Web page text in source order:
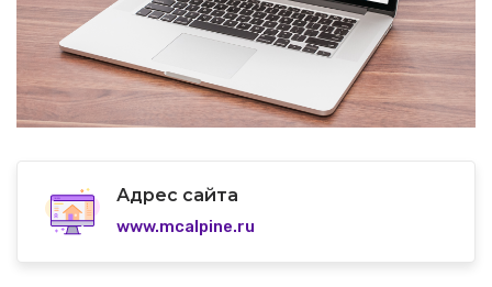
Адрес сайта
www.mcalpine.ru